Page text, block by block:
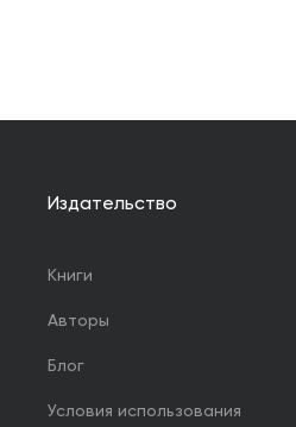
Издательство
Книги
Авторы
Блог
Условия использования